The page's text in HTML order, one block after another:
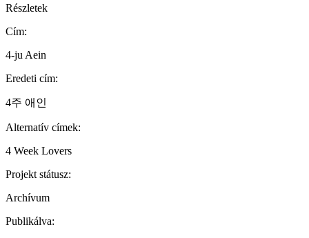
Részletek
Cím:
4-ju Aein
Eredeti cím:
4주 애인
Alternatív címek:
4 Week Lovers
Projekt státusz:
Archívum
Publikálva: